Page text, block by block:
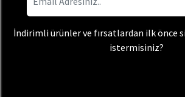
İndirimli ürünler ve fırsatlardan ilk önce
istermisiniz?